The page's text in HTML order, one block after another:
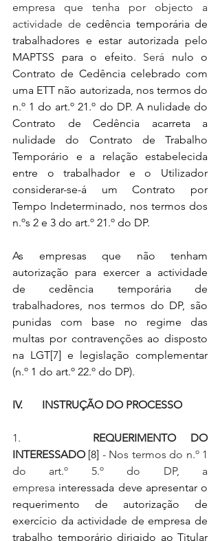
empresa que tenha por objecto a
actividade de cedência temporária de
trabalhadores e estar autorizada pelo
MAPTSS para o efeito. Será nulo o
Contrato de Cedência celebrado com
uma ETT não autorizada, nos termos do
n.º 1 do art.º 21.º do DP. A nulidade do
Contrato de Cedência acarreta a
nulidade do Contrato de Trabalho
Temporário e a relação estabelecida
entre o trabalhador e o Utilizador
considerar-se-á um Contrato por
Tempo Indeterminado, nos termos dos
n.ºs 2 e 3 do art.º 21.º do DP.
As empresas que não tenham
autorização para exercer a actividade
de cedência temporária de
trabalhadores, nos termos do DP, são
punidas com base no regime das
multas por contravenções ao disposto
na LGT[7] e legislação complementar
(n.º 1 do art.º 22.º do DP).
IV.       INSTRUÇÃO DO PROCESSO
1. REQUERIMENTO DO
INTERESSADO [8] - Nos termos do n.º 1
do art.º 5.º do DP, a
empresa interessada deve apresentar o
requerimento de autorização de
exercício da actividade de empresa de
trabalho temporário dirigido ao Titular